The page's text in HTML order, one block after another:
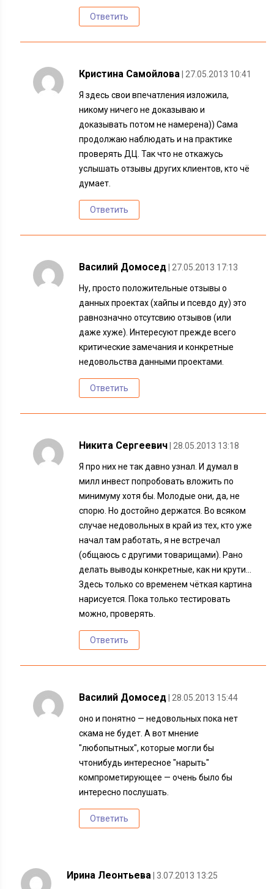
Ответить
Кристина Самойлова | 27.05.2013 10:41
Я здесь свои впечатления изложила,
никому ничего не доказываю и
доказывать потом не намерена)) Сама
продолжаю наблюдать и на практике
проверять ДЦ. Так что не откажусь
услышать отзывы других клиентов, кто чё
думает.
Ответить
Василий Домосед | 27.05.2013 17:13
Ну, просто положительные отзывы о
данных проектах (хайпы и псевдо ду) это
равнозначно отсутсвию отзывов (или
даже хуже). Интересуют прежде всего
критические замечания и конкретные
недовольства данными проектами.
Ответить
Никита Сергеевич | 28.05.2013 13:18
Я про них не так давно узнал. И думал в
милл инвест попробовать вложить по
минимуму хотя бы. Молодые они, да, не
спорю. Но достойно держатся. Во всяком
случае недовольных в край из тех, кто уже
начал там работать, я не встречал
(общаюсь с другими товарищами). Рано
делать выводы конкретные, как ни крути…
Здесь только со временем чёткая картина
нарисуется. Пока только тестировать
можно, проверять.
Ответить
Василий Домосед | 28.05.2013 15:44
оно и понятно — недовольных пока нет
скама не будет. А вот мнение
"любопытных", которые могли бы
чтонибудь интересное "нарыть"
компрометирующее — очень было бы
интересно послушать.
Ответить
Ирина Леонтьева | 3.07.2013 13:25